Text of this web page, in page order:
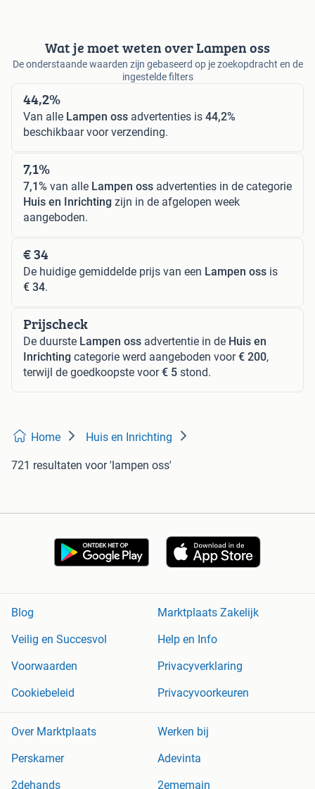
Wat je moet weten over Lampen oss
De onderstaande waarden zijn gebaseerd op je zoekopdracht en de
ingestelde filters
44,2%
Van alle Lampen oss advertenties is 44,2%
beschikbaar voor verzending.
7,1%
7,1% van alle Lampen oss advertenties in de categorie
Huis en Inrichting zijn in de afgelopen week
aangeboden.
€ 34
De huidige gemiddelde prijs van een Lampen oss is
€ 34.
Prijscheck
De duurste Lampen oss advertentie in de Huis en
Inrichting categorie werd aangeboden voor€ 200,
terwijl de goedkoopste voor€ 5 stond.
Home Huis en Inrichting
721 resultaten voor 'lampen oss'
Blog
Marktplaats Zakelijk
Veilig en Succesvol
Help en Info
Voorwaarden
Privacyverklaring
Cookiebeleid
Privacyvoorkeuren
Over Marktplaats
Werken bij
Perskamer
Adevinta
2dehands
2ememain